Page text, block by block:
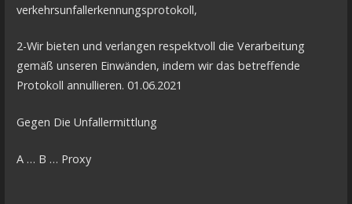
verkehrsunfallerkennungsprotokoll,
2-Wir bieten und verlangen respektvoll die Verarbeitung
gemäß unseren Einwänden, indem wir das betreffende
Protokoll annullieren. 01.06.2021
Gegen Die Unfallermittlung
A … B … Proxy